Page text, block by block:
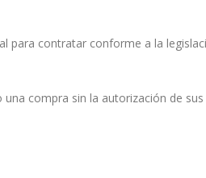
para contratar conforme a la
compra sin la autorización de